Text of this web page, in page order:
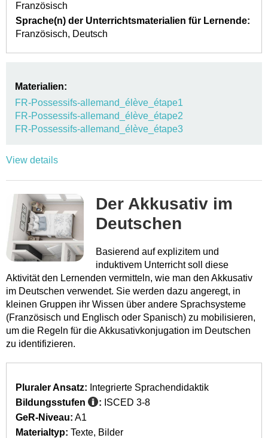
Französisch
Sprache(n) der Unterrichtsmaterialien für Lernende:
Französisch
Deutsch
Materialien:
FR-Possessifs-allemand_élève_étape1
FR-Possessifs-allemand_élève_étape2
FR-Possessifs-allemand_élève_étape3
View details
Der Akkusativ im
Deutschen
Basierend auf explizitem und
induktivem Unterricht soll diese
Aktivität den Lernenden vermitteln, wie man den Akkusativ
im Deutschen verwendet. Sie werden dazu angeregt, in
kleinen Gruppen ihr Wissen über andere Sprachsysteme
(Französisch und Englisch oder Spanisch) zu mobilisieren,
um die Regeln für die Akkusativkonjugation im Deutschen
zu identifizieren.
Pluraler Ansatz: Integrierte Sprachendidaktik
Bildungsstufen
: ISCED 3-8
GeR-Niveau: A1
Materialtyp: Texte Bilder